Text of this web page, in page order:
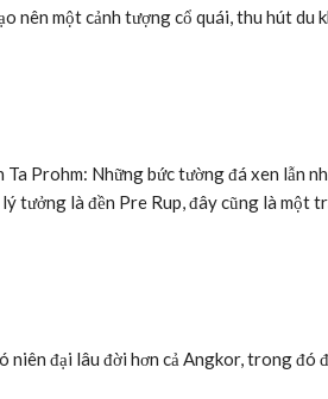
nên một cảnh tượng cổ quái, thu hút du
Prohm: Những bức tường đá xen lẫn
tưởng là đền Pre Rup, đây cũng là một
niên đại lâu đời hơn cả Angkor, trong đó